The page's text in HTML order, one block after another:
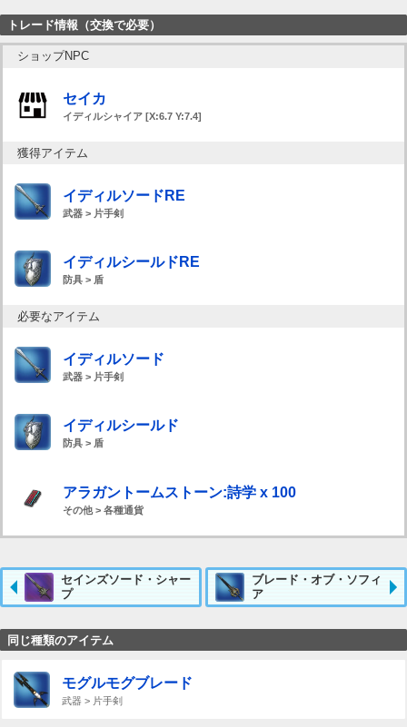
トレード情報（交換で必要）
ショップNPC
セイカ
イディルシャイア [X:6.7 Y:7.4]
獲得アイテム
イディルソードRE
武器 > 片手剣
イディルシールドRE
防具 > 盾
必要なアイテム
イディルソード
武器 > 片手剣
イディルシールド
防具 > 盾
アラガントームストーン:詩学 x 100
その他 > 各種通貨
セインズソード・シャー
プ
ブレード・オブ・ソフィ
ア
同じ種類のアイテム
モグルモグブレード
武器 > 片手剣